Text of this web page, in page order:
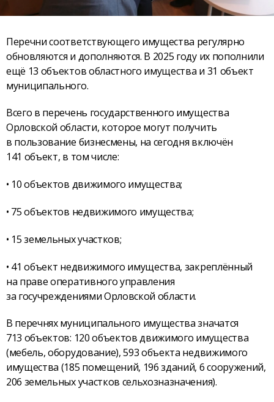
Перечни соответствующего имущества регулярно
обновляются и дополняются. В 2025 году их пополнили
ещё 13 объектов областного имущества и 31 объект
муниципального.
Всего в перечень государственного имущества
Орловской области, которое могут получить
в пользование бизнесмены, на сегодня включён
141 объект, в том числе:
• 10 объектов движимого имущества;
• 75 объектов недвижимого имущества;
• 15 земельных участков;
• 41 объект недвижимого имущества, закреплённый
на праве оперативного управления
за госучреждениями Орловской области.
В перечнях муниципального имущества значатся
713 объектов: 120 объектов движимого имущества
(мебель, оборудование), 593 объекта недвижимого
имущества (185 помещений, 196 зданий, 6 сооружений,
206 земельных участков сельхозназначения).